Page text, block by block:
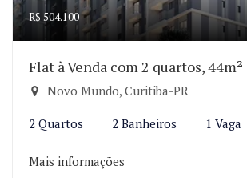
R$ 504.100
Flat à Venda com 2 quartos, 44m²
Novo Mundo, Curitiba-PR
2 Quartos 2 Banheiros 1 Vaga
Mais informações